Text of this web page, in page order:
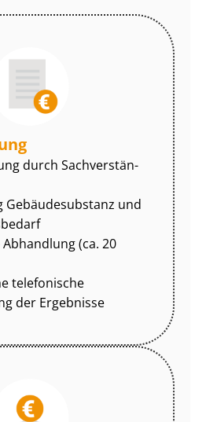
durch Sach­ver­stän­
Gebäudesubstanz und
(ca. 20
telefonische
der Ergebnisse